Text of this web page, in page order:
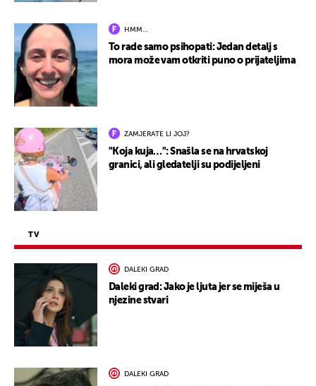
HMM…
To rade samo psihopati: Jedan detalj s
mora može vam otkriti puno o prijateljima
ZAMJERATE LI JOJ?
"Koja kuja…": Snašla se na hrvatskoj
granici, ali gledatelji su podijeljeni
TV
DALEKI GRAD
Daleki grad: Jako je ljuta jer se miješa u
njezine stvari
DALEKI GRAD